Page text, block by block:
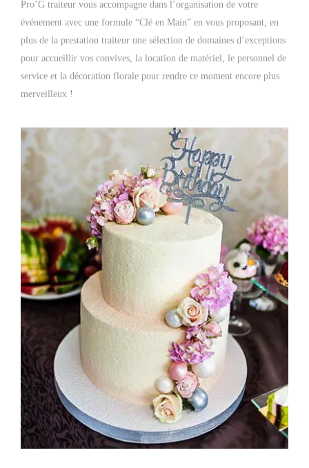
Pro’G traiteur vous accompagne dans l’organisation de votre
événement avec une formule “Clé en Main” en vous proposant, en
plus de la prestation traiteur une sélection de domaines d’exceptions
pour accueillir vos convives, la location de matériel, le personnel de
service et la décoration florale pour rendre ce moment encore plus
merveilleux !